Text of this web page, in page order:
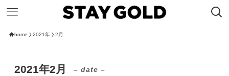
home 2021年 2月
2021年2月 – date –